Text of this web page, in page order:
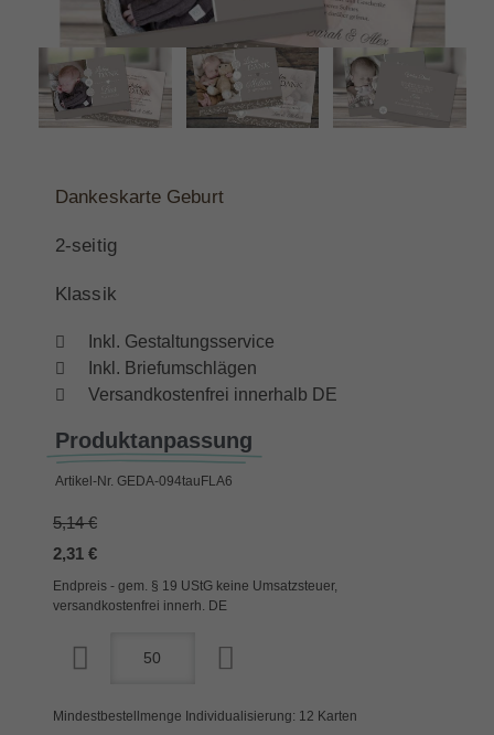
Dankeskarte Geburt
2-seitig
Klassik
Inkl. Gestaltungsservice
Inkl. Briefumschlägen
Versandkostenfrei innerhalb DE
Produktanpassung
Artikel-Nr. GEDA-094tauFLA6
5,14 €
2,31 €
Endpreis - gem. § 19 UStG keine Umsatzsteuer,
versandkostenfrei innerh. DE
Mindestbestellmenge Individualisierung: 12 Karten